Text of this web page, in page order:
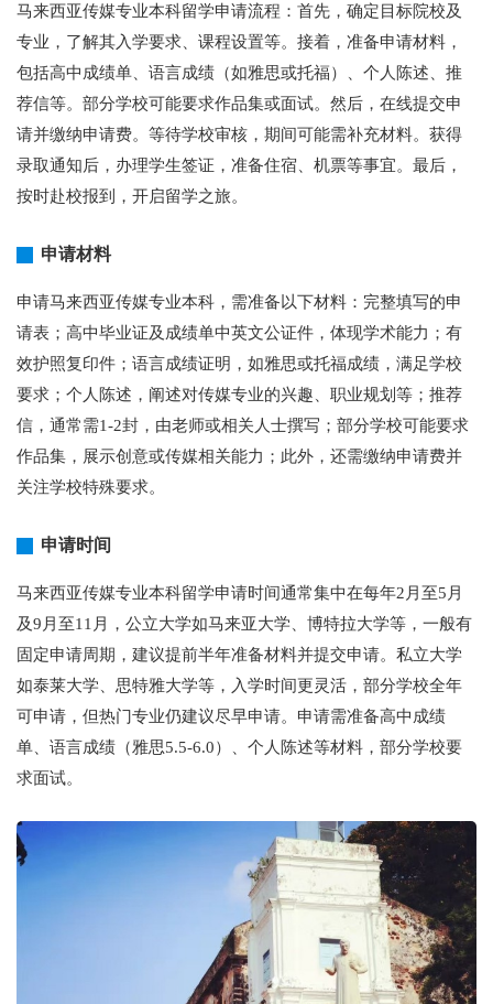
马来西亚传媒专业本科留学申请流程：首先，确定目标院校及
专业，了解其入学要求、课程设置等。接着，准备申请材料，
包括高中成绩单、语言成绩（如雅思或托福）、个人陈述、推
荐信等。部分学校可能要求作品集或面试。然后，在线提交申
请并缴纳申请费。等待学校审核，期间可能需补充材料。获得
录取通知后，办理学生签证，准备住宿、机票等事宜。最后，
按时赴校报到，开启留学之旅。
申请材料
申请马来西亚传媒专业本科，需准备以下材料：完整填写的申
请表；高中毕业证及成绩单中英文公证件，体现学术能力；有
效护照复印件；语言成绩证明，如雅思或托福成绩，满足学校
要求；个人陈述，阐述对传媒专业的兴趣、职业规划等；推荐
信，通常需1-2封，由老师或相关人士撰写；部分学校可能要求
作品集，展示创意或传媒相关能力；此外，还需缴纳申请费并
关注学校特殊要求。
申请时间
马来西亚传媒专业本科留学申请时间通常集中在每年2月至5月
及9月至11月，公立大学如马来亚大学、博特拉大学等，一般有
固定申请周期，建议提前半年准备材料并提交申请。私立大学
如泰莱大学、思特雅大学等，入学时间更灵活，部分学校全年
可申请，但热门专业仍建议尽早申请。申请需准备高中成绩
单、语言成绩（雅思5.5-6.0）、个人陈述等材料，部分学校要
求面试。